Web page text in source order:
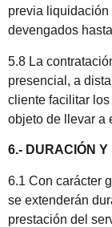
previa
devengados
5.8 La
presencial, a
cliente facilitar
objeto de llevar a
6.- DURACIÓN
6.1 Con carácter
se extenderán
prestación del